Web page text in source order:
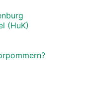
(HuK)